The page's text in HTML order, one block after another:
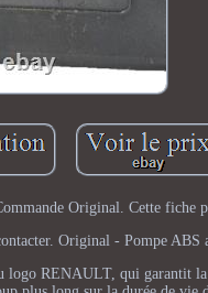
Original. Cette fiche
Original - Pompe ABS
RENAULT, qui garantit